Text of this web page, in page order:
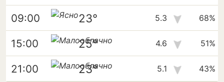
09:00 23° 5.3 68%
15:00 25° 4.6 51%
21:00 23° 5.1 43%